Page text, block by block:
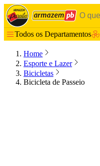
Todos os Departamentos
Home
Esporte e Lazer
Bicicletas
Bicicleta de Passeio